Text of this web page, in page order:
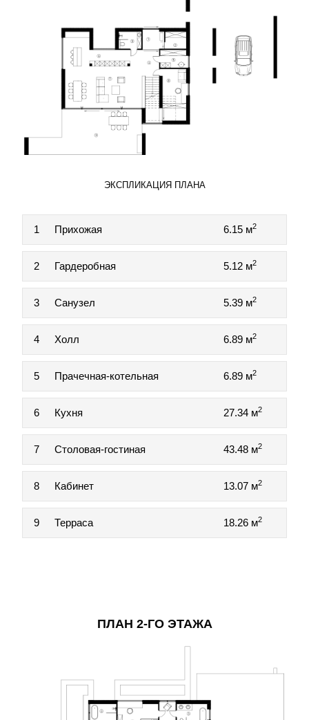
ЭКСПЛИКАЦИЯ ПЛАНА
1 Прихожая 6.15 м2
2 Гардеробная 5.12 м2
3 Санузел 5.39 м2
4 Холл 6.89 м2
5 Прачечная-котельная 6.89 м2
6 Кухня 27.34 м2
7 Столовая-гостиная 43.48 м2
8 Кабинет 13.07 м2
9 Терраса 18.26 м2
ПЛАН 2-ГО ЭТАЖА